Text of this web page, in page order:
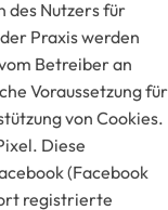
des Nutzers für
Praxis werden
Betreiber an
Voraussetzung für
von Cookies.
Diese
(Facebook
registrierte